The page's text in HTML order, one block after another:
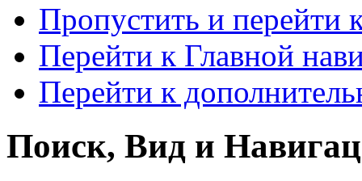
Пропустить и перейти
Перейти к Главной
Перейти к
Поиск, Вид и